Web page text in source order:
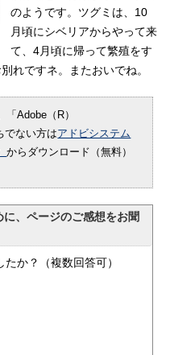
のようです。ツグミは、10
月頃にシベリアからやって来
て、4月頃に帰って繁殖をす
れですネ。またおいでね。
Adobe（R）
でない方はアドビシステム
からダウンロード（無料）
、ページのご感想をお聞
か？（複数回答可）